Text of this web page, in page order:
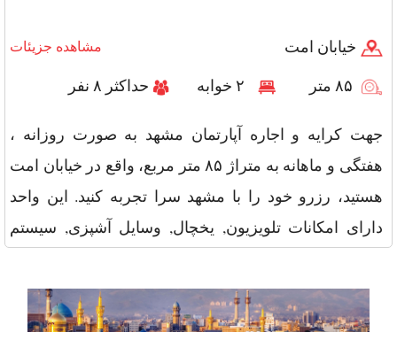
خیابان امت مشاهده جزیئات
حداکثر ۸ نفر
جهت کرایه و اجاره آپارتمان مشهد به صورت روزانه ،
هفتگی و ماهانه به متراژ ۸۵ متر مربع، واقع در خیابان امت
هستید، رزرو خود را با مشهد سرا تجربه کنید. این واحد
دارای امکانات تلویزیون, یخچال, وسایل آشپزی, سیستم